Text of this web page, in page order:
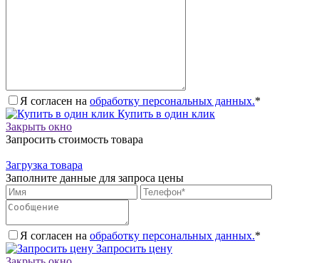
Я согласен на обработку персональных данных.*
Купить в один клик
Закрыть окно
Запросить стоимость товара
Загрузка товара
Заполните данные для запроса цены
Я согласен на обработку персональных данных.*
Запросить цену